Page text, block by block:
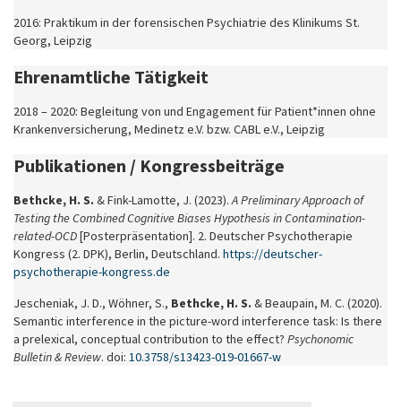
2016: Praktikum in der forensischen Psychiatrie des Klinikums St.
Georg, Leipzig
Ehrenamtliche Tätigkeit
2018 – 2020: Begleitung von und Engagement für Patient*innen ohne
Krankenversicherung, Medinetz e.V. bzw. CABL e.V., Leipzig
Publikationen / Kongressbeiträge
Bethcke, H. S. & Fink-Lamotte, J. (2023).A Preliminary Approach of
Testing the Combined Cognitive Biases Hypothesis in Contamination-
related-OCD[Posterpräsentation]. 2. Deutscher Psychotherapie
Kongress (2. DPK), Berlin, Deutschland. https://deutscher-
psychotherapie-kongress.de
Jescheniak, J. D., Wöhner, S., Bethcke, H. S. & Beaupain, M. C. (2020).
Semantic interference in the picture-word interference task: Is there
a prelexical, conceptual contribution to the effect? Psychonomic
Bulletin & Review. doi: 10.3758/s13423-019-01667-w